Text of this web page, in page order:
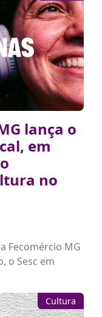
lança o
em
no
Fecomércio MG
o Sesc em
Cultura